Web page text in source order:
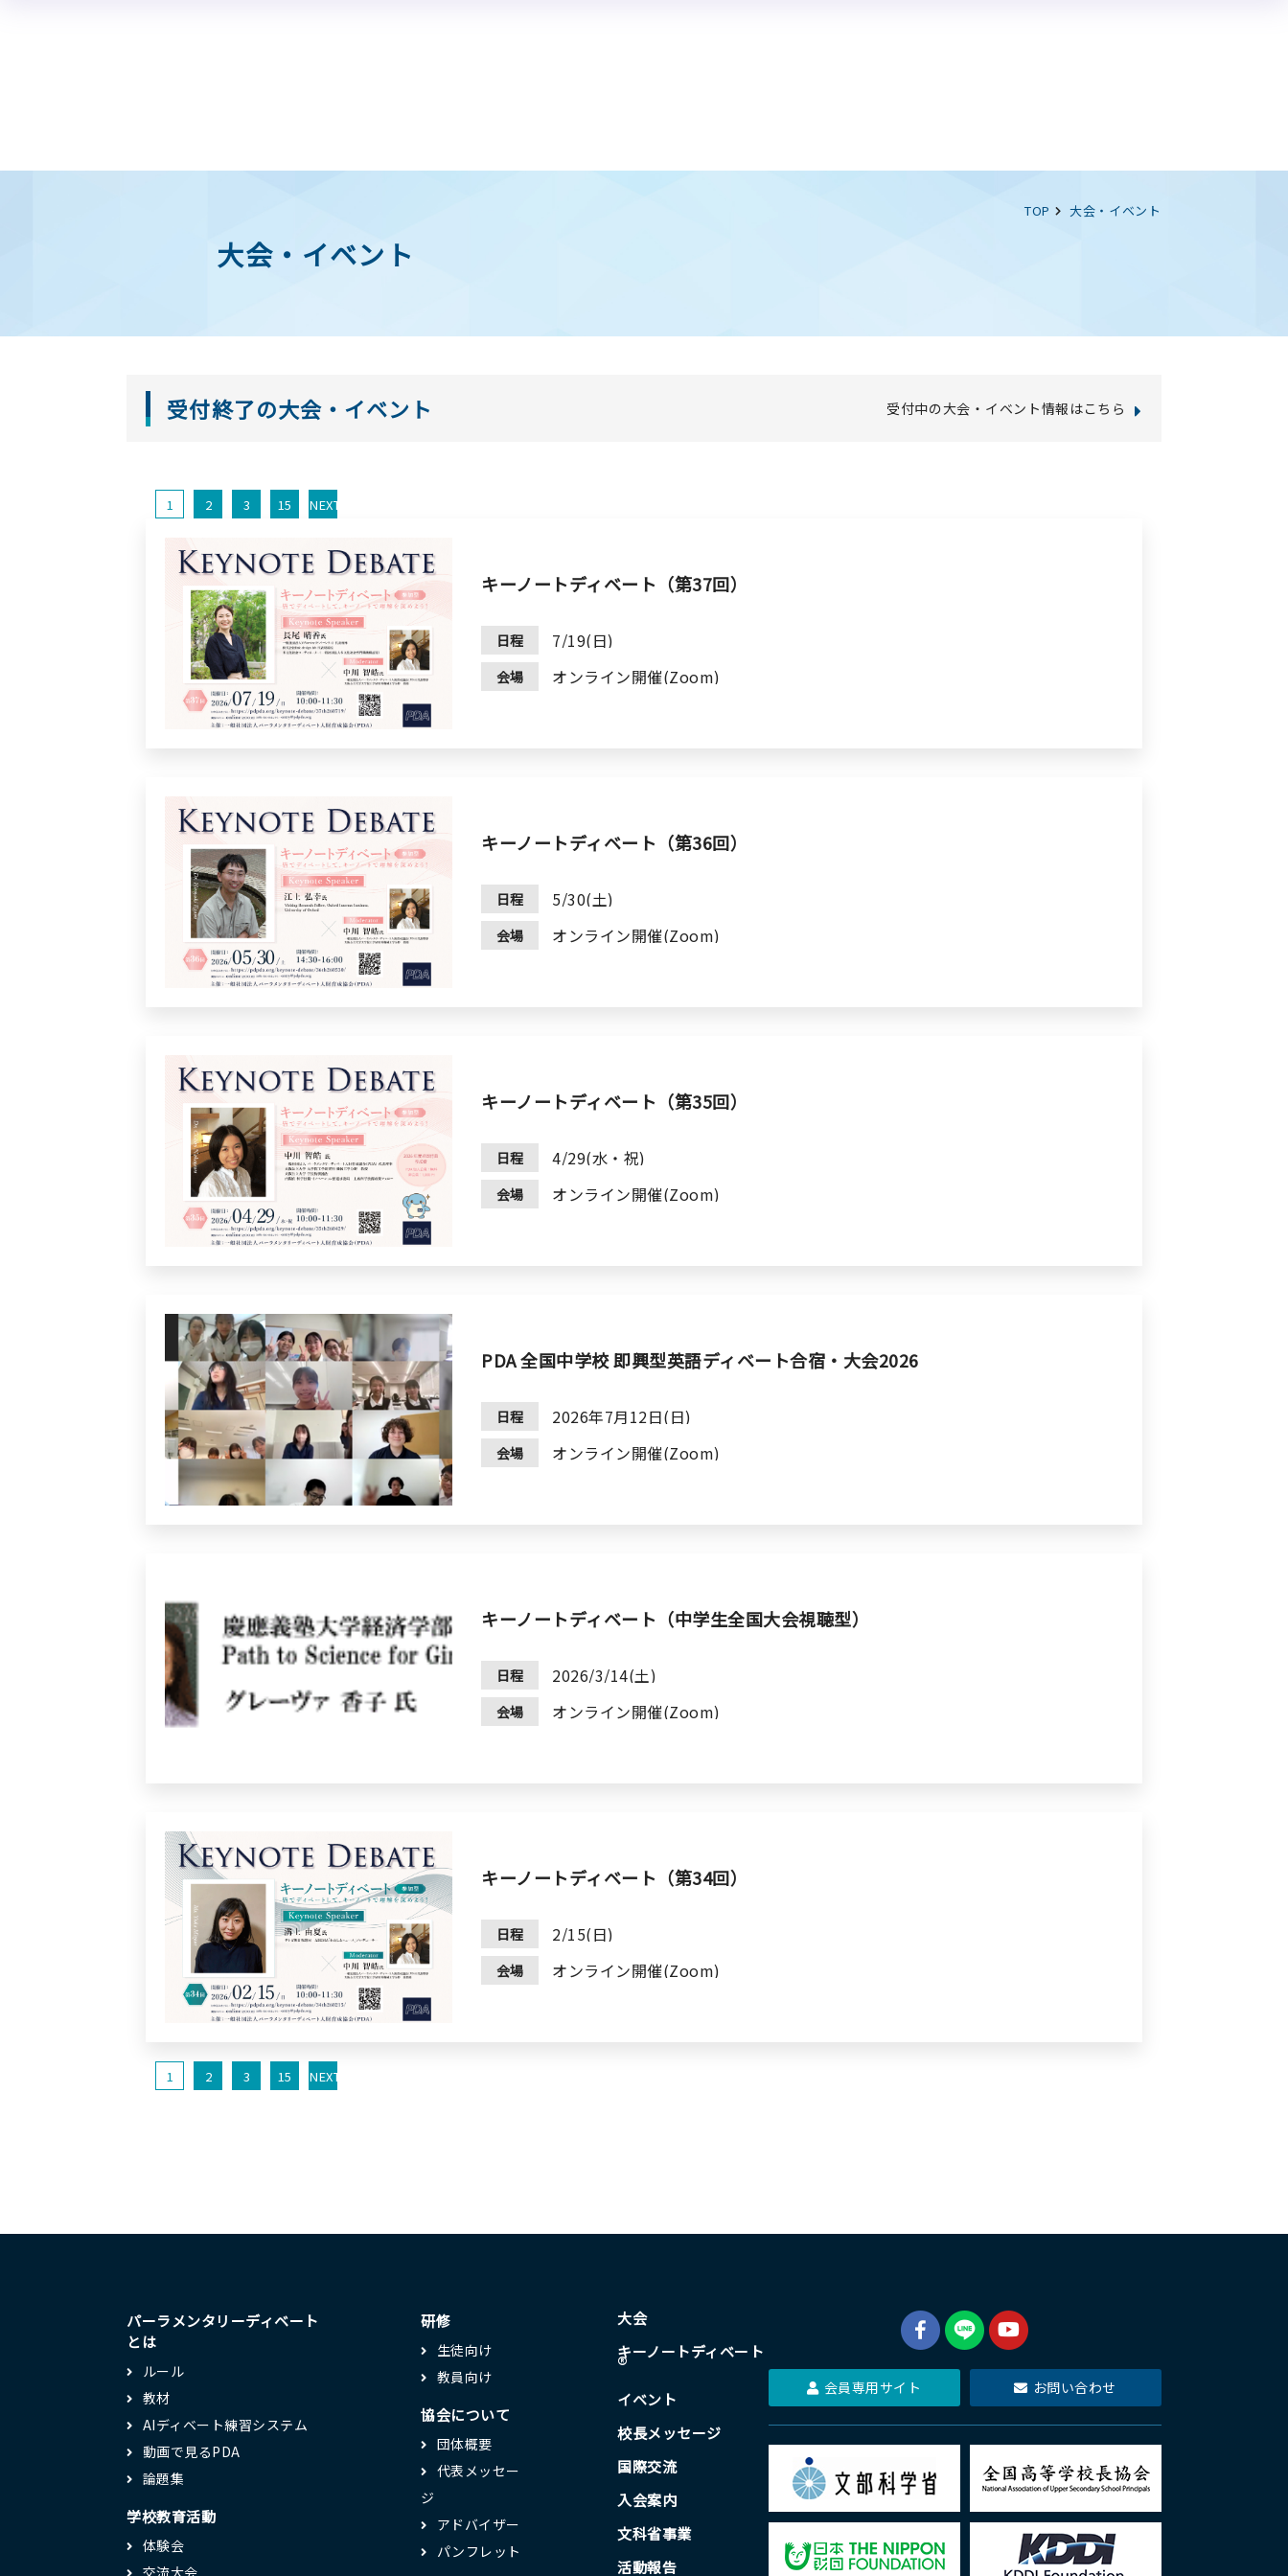
中学生全国大会
TOP 大会・イベント
大会・イベント
受付終了の大会・イベント 受付中の大会・イベント情報はこちら
1 2 3 15 NEXT
キーノートディベート（第37回）
日程 7/19(日)
会場 オンライン開催(Zoom)
キーノートディベート（第36回）
日程 5/30(土)
会場 オンライン開催(Zoom)
キーノートディベート（第35回）
日程 4/29(水・祝)
会場 オンライン開催(Zoom)
PDA 全国中学校 即興型英語ディベート合宿・大会2026
日程 2026年7月12日(日)
会場 オンライン開催(Zoom)
キーノートディベート（中学生全国大会視聴型）
日程 2026/3/14(土)
会場 オンライン開催(Zoom)
キーノートディベート（第34回）
日程 2/15(日)
会場 オンライン開催(Zoom)
1 2 3 15 NEXT
パーラメンタリーディベート
とは
ルール
教材
AIディベート練習システム
動画で見るPDA
論題集
学校教育活動
体験会
交流大会
研修
生徒向け
教員向け
協会について
団体概要
代表メッセー
ジ
アドバイザー
パンフレット
大会
キーノートディベート
®
イベント
校長メッセージ
国際交流
入会案内
文科省事業
活動報告
会員専用サイト お問い合わせ